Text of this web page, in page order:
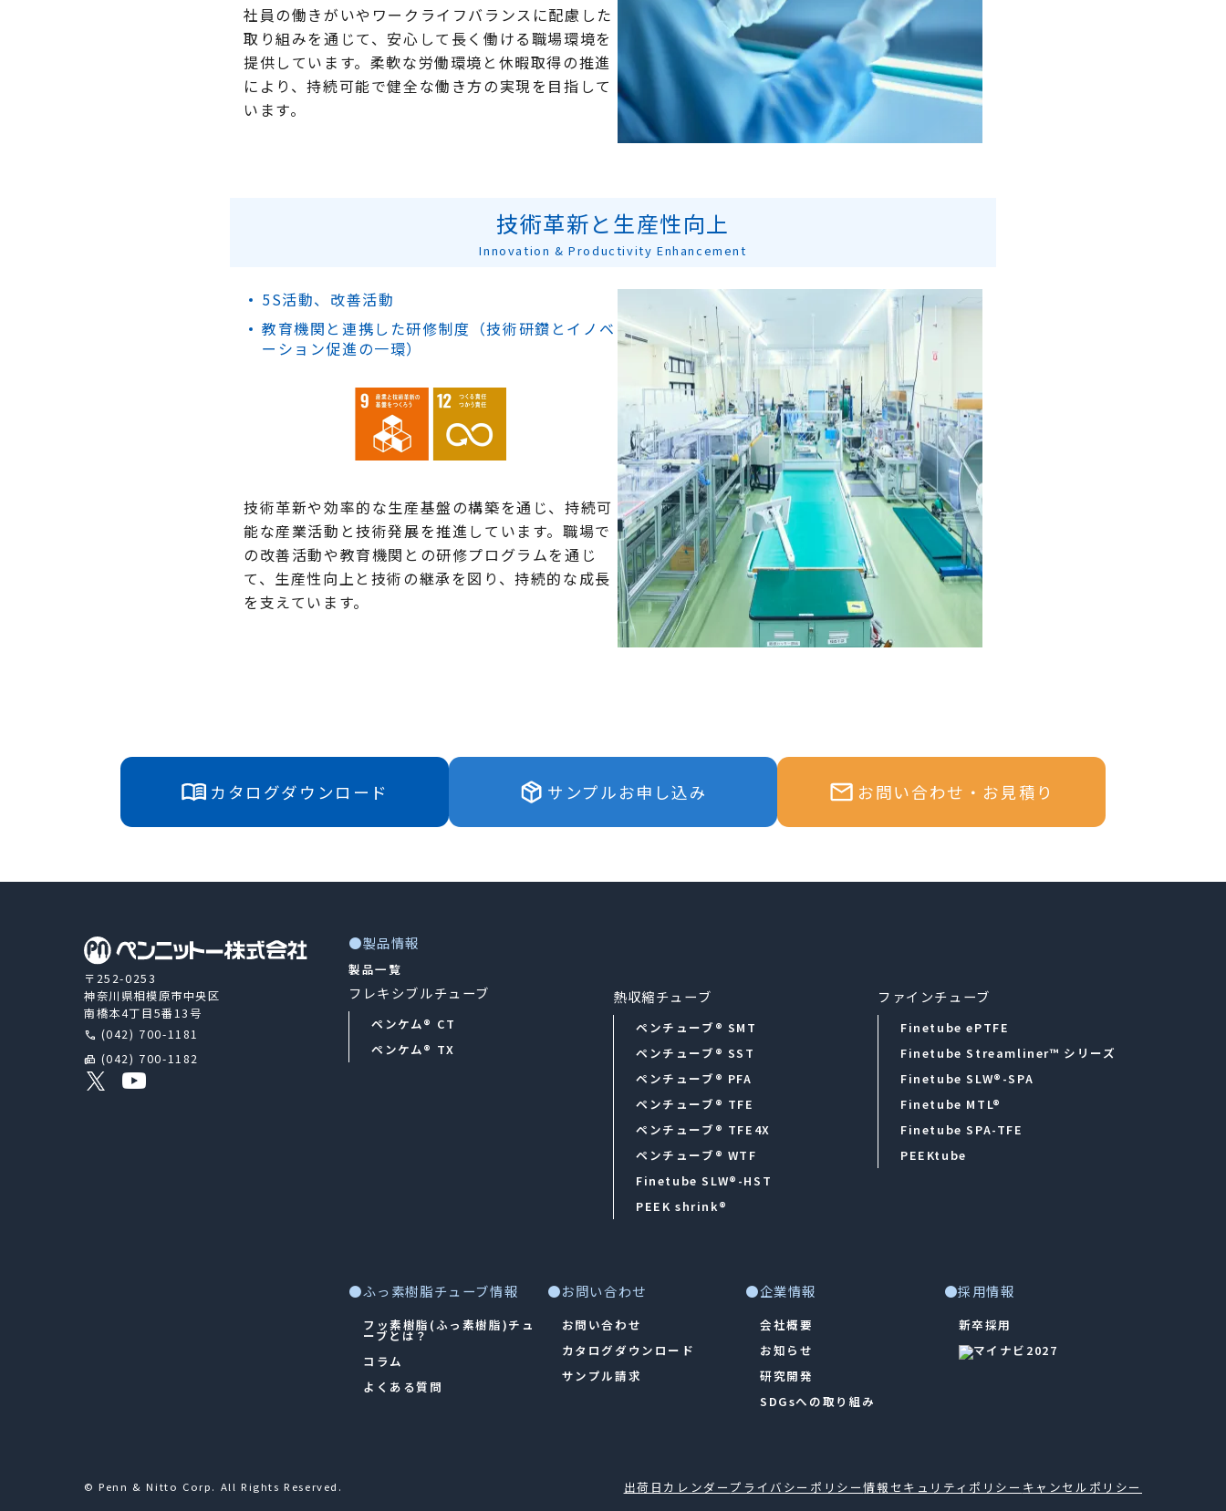
社員の働きがいやワークライフバランスに配慮した
取り組みを通じて、安心して長く働ける職場環境を
提供しています。柔軟な労働環境と休暇取得の推進
により、持続可能で健全な働き方の実現を目指して
います。
技術革新と生産性向上
Innovation & Productivity Enhancement
5S活動、改善活動
教育機関と連携した研修制度（技術研鑽とイノベ
ーション促進の一環）
技術革新や効率的な生産基盤の構築を通じ、持続可
能な産業活動と技術発展を推進しています。職場で
の改善活動や教育機関との研修プログラムを通じ
て、生産性向上と技術の継承を図り、持続的な成長
を支えています。
カタログダウンロード サンプルお申し込み お問い合わせ・お見積り
〒252-0253
神奈川県相模原市中央区
南橋本4丁目5番13号
call (042) 700-1181
fax (042) 700-1182
●製品情報
製品一覧
フレキシブルチューブ
ペンケム® CT
ペンケム® TX
熱収縮チューブ
ペンチューブ® SMT
ペンチューブ® SST
ペンチューブ® PFA
ペンチューブ® TFE
ペンチューブ® TFE4X
ペンチューブ® WTF
Finetube SLW®-HST
PEEK shrink®
ファインチューブ
Finetube ePTFE
FinetubeStreamliner™ シリーズ
Finetube SLW®-SPA
Finetube MTL®
Finetube SPA-TFE
PEEKtube
●ふっ素樹脂チューブ情報
フッ素樹脂(ふっ素樹脂)チュ
ーブとは？
コラム
よくある質問
●お問い合わせ
お問い合わせ
カタログダウンロード
サンプル請求
●企業情報
会社概要
お知らせ
研究開発
SDGsへの取り組み
●採用情報
新卒採用
© Penn & Nitto Corp. All Rights Reserved. 出荷日カレンダー プライバシーポリシー情報セキュリティポリシー キャンセルポリシー